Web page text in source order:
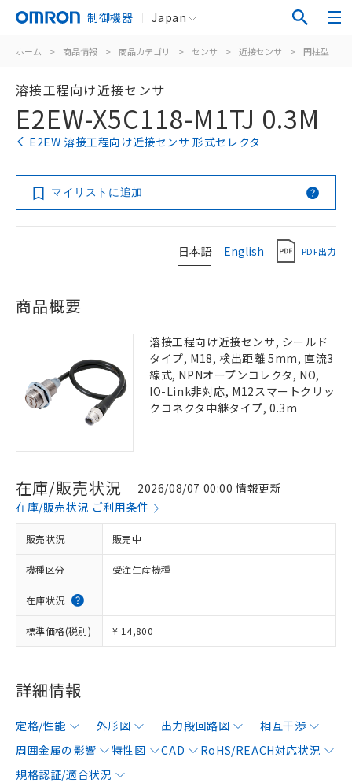
制御機器 Japan
ホーム > 商品情報 > 商品カテゴリ > センサ > 近接センサ > 円柱型
溶接工程向け近接センサ
E2EW-X5C118-M1TJ 0.3M
E2EW 溶接工程向け近接センサ 形式セレクタ
マイリストに追加
日本語 English PDF出力
商品概要
溶接工程向け近接センサ, シールド
タイプ, M18, 検出距離 5mm, 直流3
線式, NPNオープンコレクタ, NO,
IO-Link非対応, M12スマートクリッ
クコネクタ中継タイプ, 0.3m
在庫/販売状況
2026/08/07 00:00 情報更新
在庫/販売状況 ご利用条件
販売状況 販売中
機種区分 受注生産機種
在庫状況
標準価格(税別) ¥ 14,800
詳細情報
定格/性能 外形図 出力段回路図
相互干渉
周囲金属の影響
特性図 CAD
RoHS/REACH対応状況
規格認証/適合状況